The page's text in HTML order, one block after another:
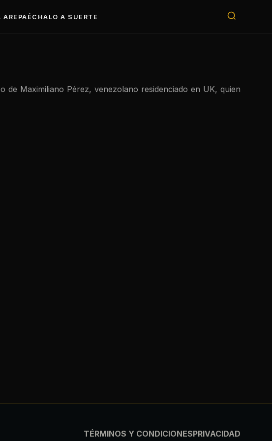
AREPAÉCHALO A SUERTE
de Maximiliano Pérez, venezolano residenciado en UK, quien
TÉRMINOS Y CONDICIONESPRIVACIDAD